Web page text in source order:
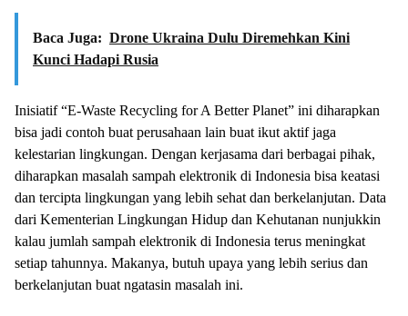
Baca Juga: Drone Ukraina Dulu Diremehkan Kini
Kunci Hadapi Rusia
Inisiatif “E-Waste Recycling for A Better Planet” ini diharapkan
bisa jadi contoh buat perusahaan lain buat ikut aktif jaga
kelestarian lingkungan. Dengan kerjasama dari berbagai pihak,
diharapkan masalah sampah elektronik di Indonesia bisa keatasi
dan tercipta lingkungan yang lebih sehat dan berkelanjutan. Data
dari Kementerian Lingkungan Hidup dan Kehutanan nunjukkin
kalau jumlah sampah elektronik di Indonesia terus meningkat
setiap tahunnya. Makanya, butuh upaya yang lebih serius dan
berkelanjutan buat ngatasin masalah ini.